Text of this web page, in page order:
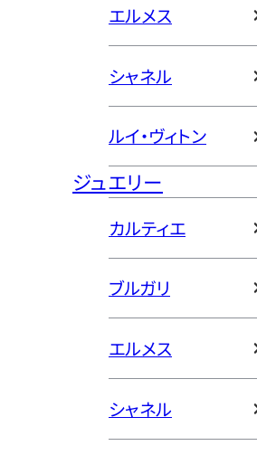
エルメス
シャネル
ルイ・ヴィトン
ジュエリー
カルティエ
ブルガリ
エルメス
シャネル